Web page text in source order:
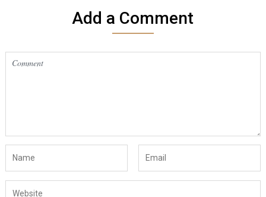
Add a Comment